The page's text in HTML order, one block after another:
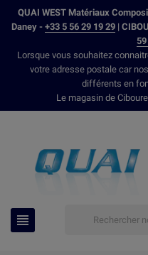
QUAI WEST Matériaux
Daney - +33 5 56 29 19 29|
Lorsque vous souhaitez
votre adresse postale car
différents en
Le magasin de
